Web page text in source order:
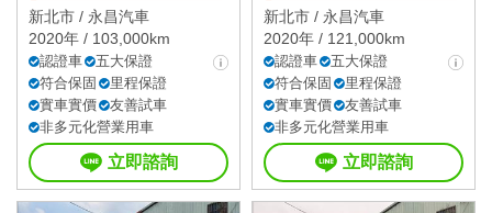
新北市 / 永昌汽車
2020年 / 103,000km
認證車
五大保證
符合保固
里程保證
實車實價
友善試車
非多元化營業用車
立即諮詢
新北市 / 永昌汽車
2020年 / 121,000km
認證車
五大保證
符合保固
里程保證
實車實價
友善試車
非多元化營業用車
立即諮詢